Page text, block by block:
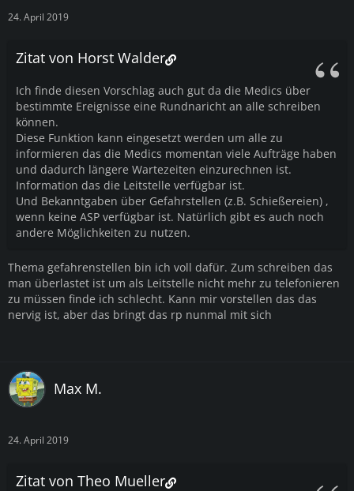
24. April 2019
Zitat von Horst Walder
Ich finde diesen Vorschlag auch gut da die Medics über
bestimmte Ereignisse eine Rundnaricht an alle schreiben
können.
Diese Funktion kann eingesetzt werden um alle zu
informieren das die Medics momentan viele Aufträge haben
und dadurch längere Wartezeiten einzurechnen ist.
Information das die Leitstelle verfügbar ist.
Und Bekanntgaben über Gefahrstellen (z.B. Schießereien) ,
wenn keine ASP verfügbar ist. Natürlich gibt es auch noch
andere Möglichkeiten zu nutzen.
Thema gefahrenstellen bin ich voll dafür. Zum schreiben das
man überlastet ist um als Leitstelle nicht mehr zu telefonieren
zu müssen finde ich schlecht. Kann mir vorstellen das das
nervig ist, aber das bringt das rp nunmal mit sich
Max M.
24. April 2019
Zitat von Theo Mueller